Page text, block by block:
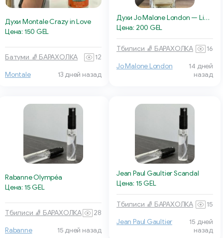
Духи Montale Crazy in Love
Цена: 150 GEL
Батуми 🧦 БАРАХОЛКА 12
Montale 13 дней назад
Духи Jo Malone London — Lime Basil & Mandarin
Цена: 200 GEL
Тбилиси 🧦 БАРАХОЛКА 16
Jo Malone London
14 дней
назад
Rabanne Olympéa
Цена: 15 GEL
Тбилиси 🧦 БАРАХОЛКА 28
Rabanne 15 дней назад
Jean Paul Gaultier Scandal
Цена: 15 GEL
Тбилиси 🧦 БАРАХОЛКА 15
Jean Paul Gaultier
15 дней
назад